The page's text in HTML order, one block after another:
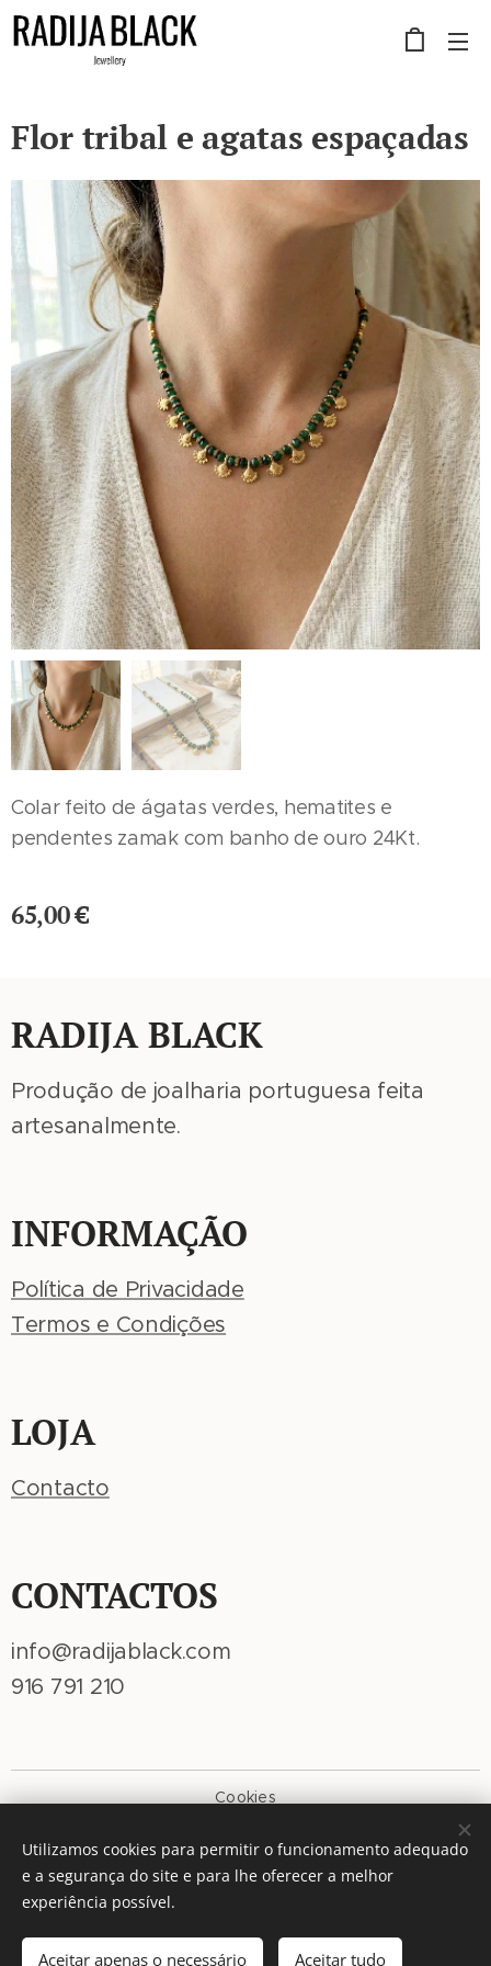
Flor tribal e agatas espaçadas
Colar feito de ágatas verdes, hematites e
pendentes zamak com banho de ouro 24Kt.
65,00€
Adicionar ao carrinho
RADIJA BLACK
Produção de joalharia portuguesa feita
artesanalmente.
INFORMAÇÃO
Política de Privacidade
Termos e Condições
LOJA
Contacto
CONTACTOS
info@radijablack.com
916 791 210
Cookies
Idiomas
Português
American English
Utilizamos cookies para permitir o funcionamento adequado
e a segurança do site e para lhe oferecer a melhor
experiência possível.
Aceitar apenas o necessário Aceitar tudo